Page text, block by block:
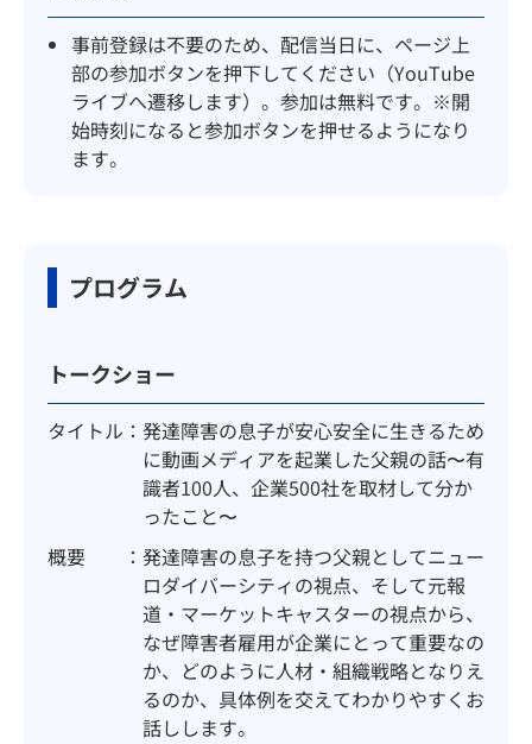
事前登録は不要のため、配信当日に、ページ上
部の参加ボタンを押下してください（YouTube
ライブへ遷移します）。参加は無料です。※開
始時刻になると参加ボタンを押せるようになり
ます。
プログラム
トークショー
タイトル
発達障害の息子が安心安全に生きるため
に動画メディアを起業した父親の話〜有
識者100人、企業500社を取材して分か
ったこと〜
概要
発達障害の息子を持つ父親としてニュー
ロダイバーシティの視点、そして元報
道・マーケットキャスターの視点から、
なぜ障害者雇用が企業にとって重要なの
か、どのように人材・組織戦略となりえ
るのか、具体例を交えてわかりやすくお
話しします。